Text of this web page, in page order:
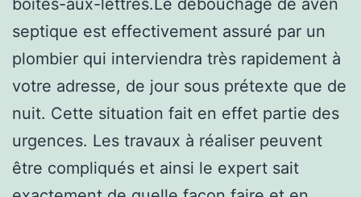
septique est effectivement assuré par un
plombier qui interviendra très rapidement à
votre adresse, de jour sous prétexte que de
nuit. Cette situation fait en effet partie des
urgences. Les travaux à réaliser peuvent
être compliqués et ainsi le expert sait